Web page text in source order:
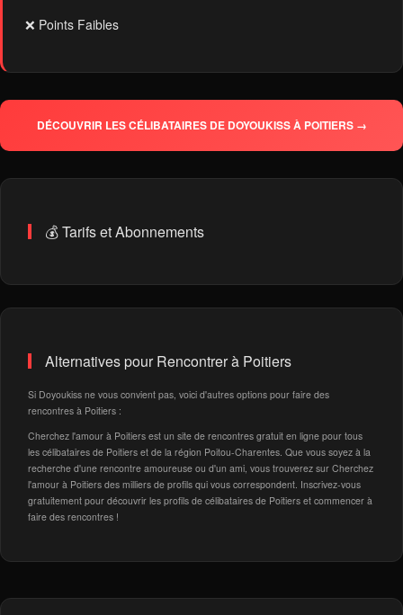
❌ Points Faibles
DÉCOUVRIR LES CÉLIBATAIRES DE DOYOUKISS À POITIERS →
💰 Tarifs et Abonnements
Alternatives pour Rencontrer à Poitiers
Si Doyoukiss ne vous convient pas, voici d'autres options pour faire des
rencontres à Poitiers :
Cherchez l'amour à Poitiers est un site de rencontres gratuit en ligne pour tous
les célibataires de Poitiers et de la région Poitou-Charentes. Que vous soyez à la
recherche d'une rencontre amoureuse ou d'un ami, vous trouverez sur Cherchez
l'amour à Poitiers des milliers de profils qui vous correspondent. Inscrivez-vous
gratuitement pour découvrir les profils de célibataires de Poitiers et commencer à
faire des rencontres !